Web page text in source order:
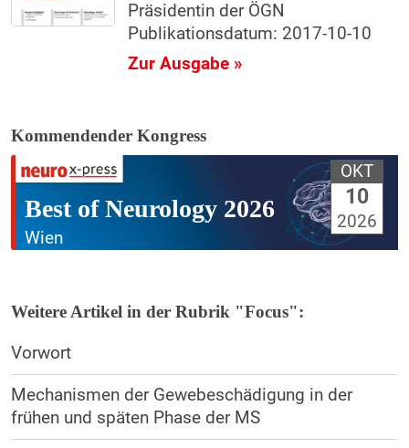
Präsidentin der ÖGN
Publikationsdatum: 2017-10-10
Zur Ausgabe »
Kommendender Kongress
Best of Neurology 2026
Wien
OKT
10
2026
Weitere Artikel in der Rubrik "Focus":
Vorwort
Mechanismen der Gewebeschädigung in der
frühen und späten Phase der MS